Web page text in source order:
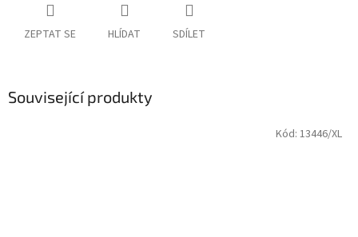
ZEPTAT SE HLÍDAT SDÍLET
Související produkty
Kód: 13446/XL